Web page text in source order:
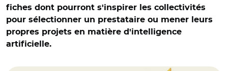
fiches dont pourront s'inspirer les collectivités
pour sélectionner un prestataire ou mener leurs
propres projets en matière d'intelligence
artificielle.